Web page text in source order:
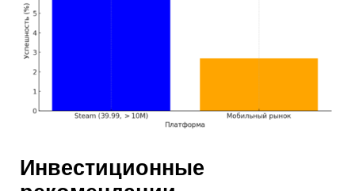
Инвестиционные